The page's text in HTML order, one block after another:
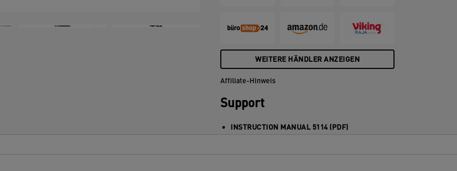
+4
Lieferumfang des Lochers enthalten,
weitere Stanzmesser können separat
Anschlagschiene mit klaren Markierungen
bis zum Format A2 sorgt für einen
reibungslosen und präzisen Stanzvorgang.
eine lange Lebensdauer gebaut und
besteht hauptsächlich aus
Aluminiumdruckguss mit einem kleinen
Anteil an recycelten Post-Consumer-
Ersatzteile repariert werden, um die
WEITERE HÄNDLER ANZEIGEN
Affiliate-Hinweis
Support
INSTRUCTION MANUAL 5114 (PDF)